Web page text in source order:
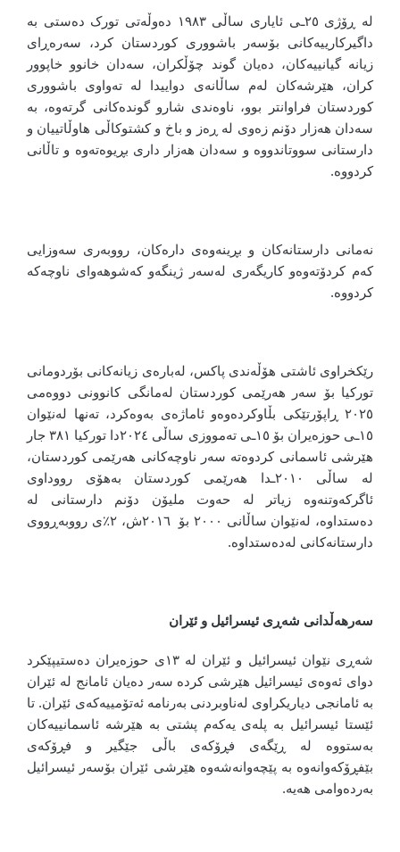
لە ڕۆژی ٢٥ـی ئایاری ساڵی ١٩٨٣ دەوڵەتی تورک دەستی بە
داگیرکارییەکانی بۆسەر باشووری کوردستان کرد، سەرەڕای
زیانە گیانییەکان، دەیان گوند چۆڵکران، سەدان خانوو خاپوور
کران، هێرشەکان لەم ساڵانەى دواییدا لە تەواوی باشووری
کوردستان فراوانتر بوو، ناوەندی شارو گوندەکانى گرتەوە، بە
سەدان هەزار دۆنم زەوی لە ڕەز و باخ و کشتوکاڵی هاوڵاتییان و
دارستانی سووتاندووە و سەدان هەزار داری بڕیوەتەوە و تاڵانی
کردووە.
نەمانی دارستانەکان و بڕینەوەی دارەکان، رووبەری سەوزایی
کەم کردۆتەوەو کاریگەری لەسەر ژینگەو کەشوهەوای ناوچەکە
کردووە.
رێکخراوی ئاشتی هۆڵەندی پاکس، لەبارەی زیانەکانی بۆردومانی
تورکیا بۆ سەر هەرێمی کوردستان لەمانگی کانوونی دووەمی
٢٠٢٥ ڕاپۆرتێکی بڵاوکردەوەو ئاماژەی بەوەکرد، تەنها لەنێوان
١٥ـی حوزەیران بۆ ١٥ـی تەمووزی ساڵی ٢٠٢٤دا تورکیا ٣٨١ جار
هێرشی ئاسمانی کردوەتە سەر ناوچەکانی هەرێمی کوردستان،
لە ساڵی ٢٠١٠ـدا هەرێمی کوردستان بەهۆی رووداوی
ئاگرکەوتنەوە زیاتر لە حەوت ملیۆن دۆنم دارستانی لە
دەستداوە، لەنێوان ساڵانی ٢٠٠٠ بۆ ٢٠١٦ش، ٢٪ی رووبەڕووی
دارستانەکانی لەدەستداوە.
سەرهەڵدانی شەڕی ئیسرائیل و ئێران
شەڕی نێوان ئیسرائیل و ئێران لە ١٣ی حوزەیران دەستیپێکرد
دوای ئەوەی ئیسرائیل هێرشی کردە سەر دەیان ئامانج لە ئێران
بە ئامانجی دیاریکراوی لەناوبردنی بەرنامە ئەتۆمییەکەی ئێران. تا
ئێستا ئیسرائیل بە پلەی یەکەم پشتی بە هێرشە ئاسمانییەکان
بەستووە لە ڕێگەی فڕۆکەی باڵی جێگیر و فڕۆکەی
بێفڕۆکەوانەوە بە پێچەوانەشەوە هێرشی ئێران بۆسەر ئیسرائیل
بەردەوامی هەیە.